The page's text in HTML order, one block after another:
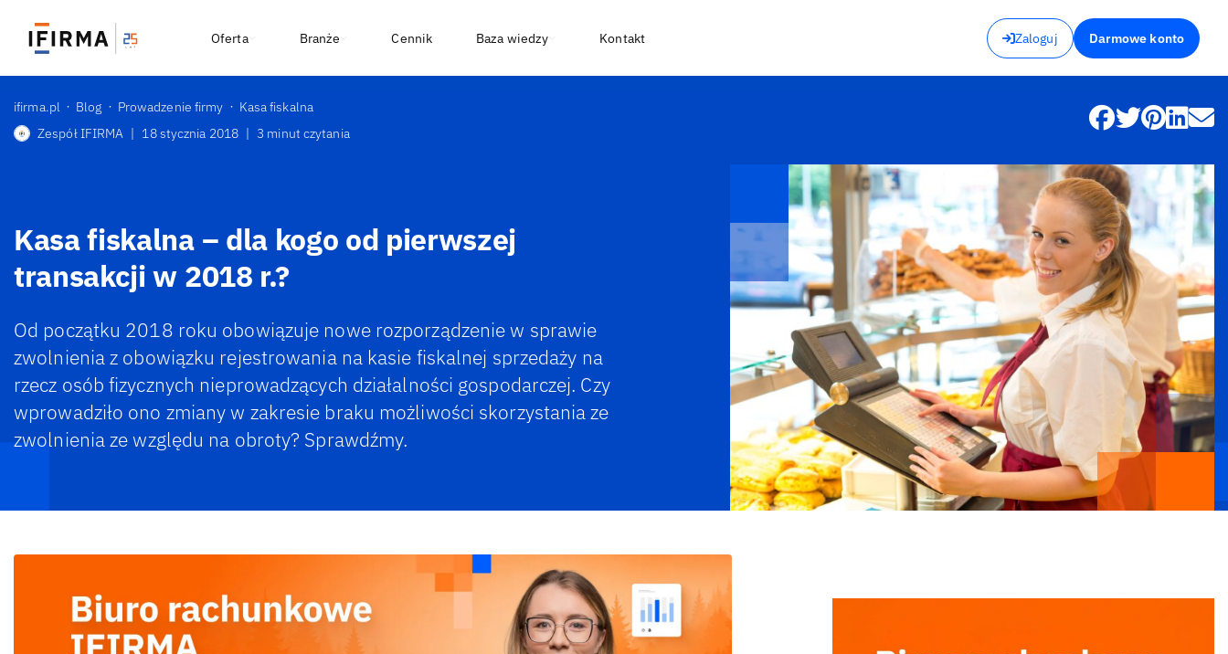
Zaloguj Darmowe konto
Oferta Branże Cennik Baza wiedzy Kontakt
ifirma.pl Blog Prowadzenie firmy
Kasa fiskalna
Zespół IFIRMA | 18 stycznia 2018 | 3 minut czytania
Kasa fiskalna – dla kogo od pierwszej
transakcji w 2018 r.?
Od początku 2018 roku obowiązuje nowe rozporządzenie w sprawie
zwolnienia z obowiązku rejestrowania na kasie fiskalnej sprzedaży na
rzecz osób fizycznych nieprowadzących działalności gospodarczej. Czy
wprowadziło ono zmiany w zakresie braku możliwości skorzystania ze
zwolnienia ze względu na obroty? Sprawdźmy.